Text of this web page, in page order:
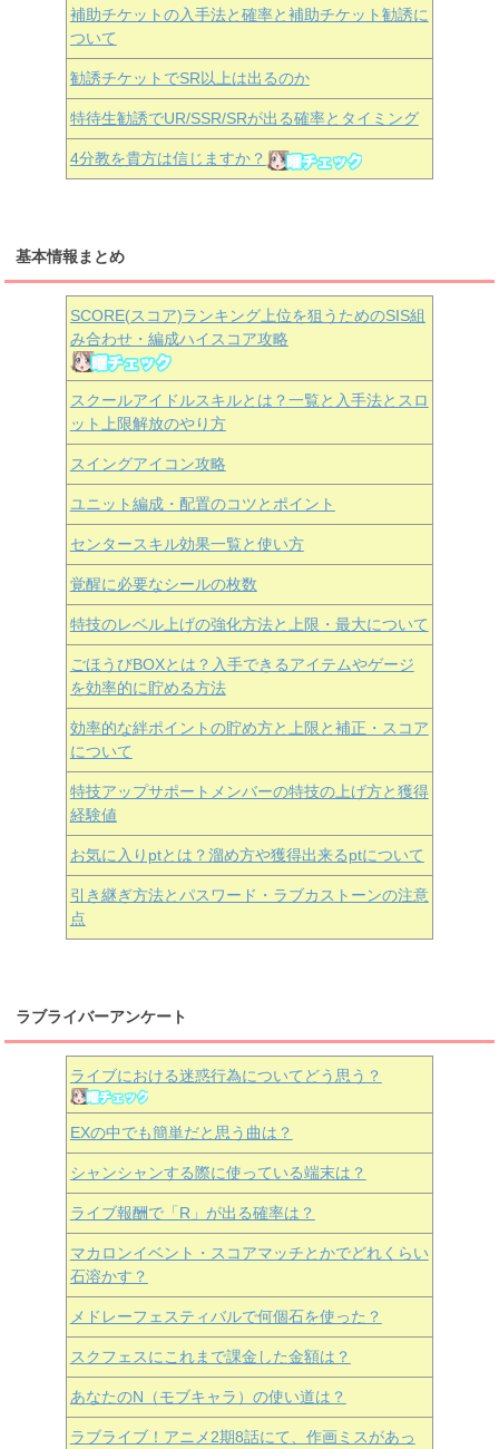
補助チケットの入手法と確率と補助チケット勧誘に
ついて
勧誘チケットでSR以上は出るのか
特待生勧誘でUR/SSR/SRが出る確率とタイミング
4分教を貴方は信じますか？
基本情報まとめ
SCORE(スコア)ランキング上位を狙うためのSIS組
み合わせ・編成ハイスコア攻略
スクールアイドルスキルとは？一覧と入手法とスロ
ット上限解放のやり方
スイングアイコン攻略
ユニット編成・配置のコツとポイント
センタースキル効果一覧と使い方
覚醒に必要なシールの枚数
特技のレベル上げの強化方法と上限・最大について
ごほうびBOXとは？入手できるアイテムやゲージ
を効率的に貯める方法
効率的な絆ポイントの貯め方と上限と補正・スコア
について
特技アップサポートメンバーの特技の上げ方と獲得
経験値
お気に入りptとは？溜め方や獲得出来るptについて
引き継ぎ方法とパスワード・ラブカストーンの注意
点
ラブライバーアンケート
ライブにおける迷惑行為についてどう思う？
EXの中でも簡単だと思う曲は？
シャンシャンする際に使っている端末は？
ライブ報酬で「R」が出る確率は？
マカロンイベント・スコアマッチとかでどれくらい
石溶かす？
メドレーフェスティバルで何個石を使った？
スクフェスにこれまで課金した金額は？
あなたのN（モブキャラ）の使い道は？
ラブライブ！アニメ2期8話にて、作画ミスがあっ